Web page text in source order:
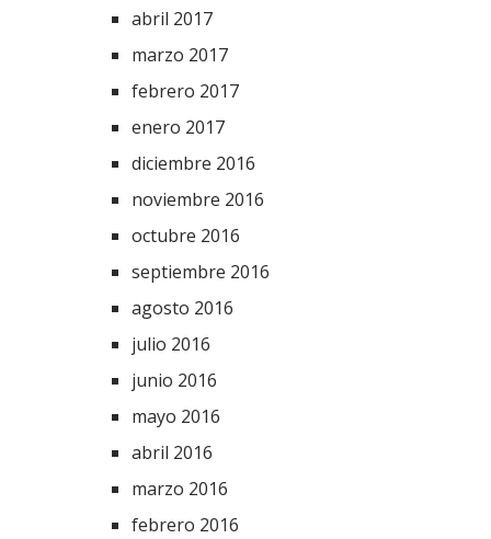
abril 2017
marzo 2017
febrero 2017
enero 2017
diciembre 2016
noviembre 2016
octubre 2016
septiembre 2016
agosto 2016
julio 2016
junio 2016
mayo 2016
abril 2016
marzo 2016
febrero 2016